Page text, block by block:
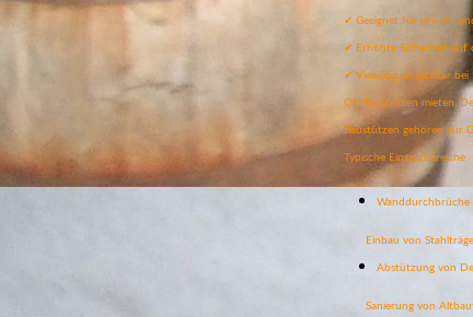
✔ Geeignet für private
✔ Erhöhte Sicherheit auf
✔ Vielseitig einsetzbar
Ob Baustützen mieten,
Baustützen gehören zur
Typische Einsatzbereiche
Einbau von
Abstützung von
Sanierung von